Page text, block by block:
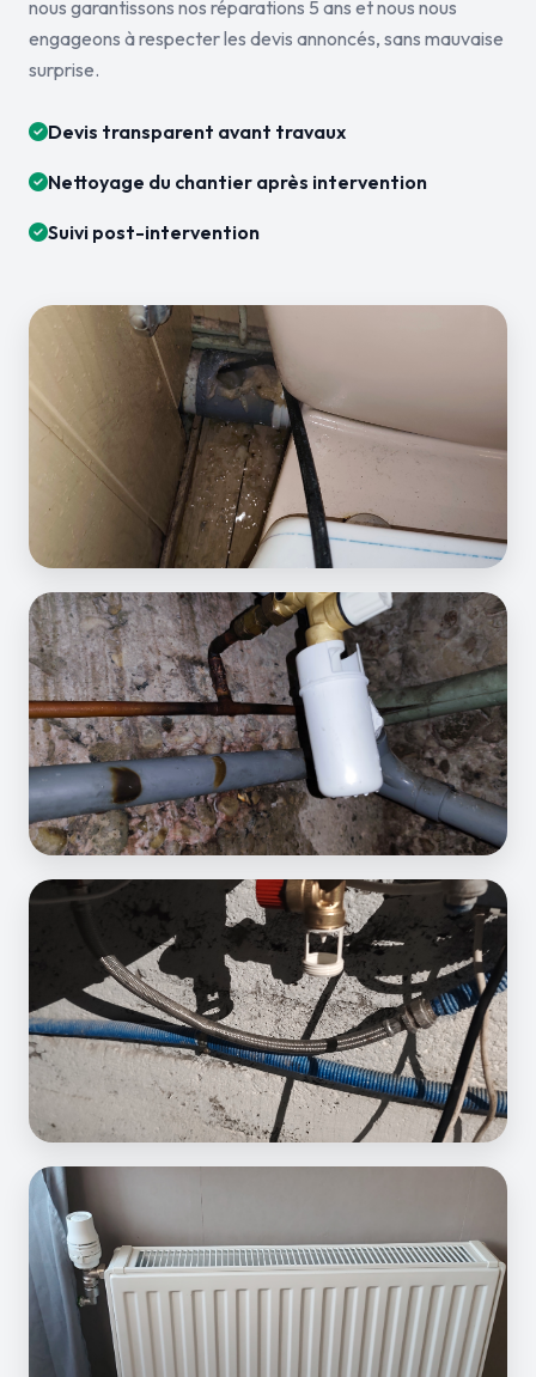
nous garantissons nos réparations 5 ans et nous nous
engageons à respecter les devis annoncés, sans mauvaise
surprise.
Devis transparent avant travaux
Nettoyage du chantier après intervention
Suivi post-intervention